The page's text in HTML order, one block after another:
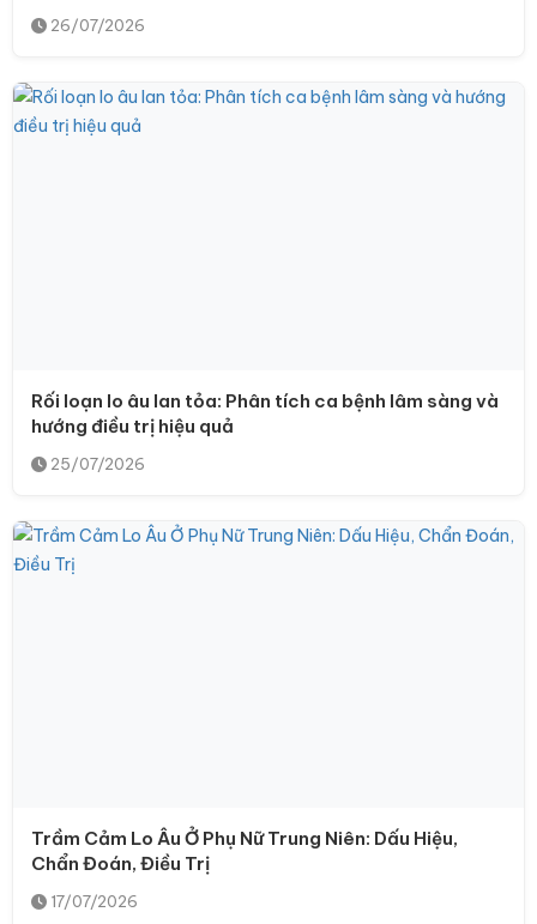
26/07/2026
Rối loạn lo âu lan tỏa: Phân tích ca bệnh lâm sàng và
hướng điều trị hiệu quả
25/07/2026
Trầm Cảm Lo Âu Ở Phụ Nữ Trung Niên: Dấu Hiệu,
Chẩn Đoán, Điều Trị
17/07/2026